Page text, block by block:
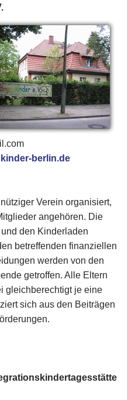
berlin.de
Verein organisiert,
angehören. Die
den Kinderladen
betreffenden finanziellen
werden von den
getroffen. Alle Eltern
gleichberechtigt je eine
sich aus den Beiträgen